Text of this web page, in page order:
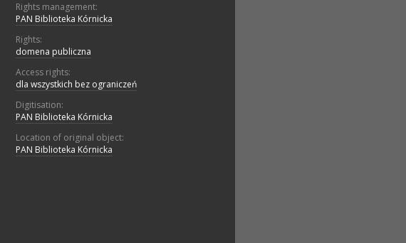
Rights management:
PAN Biblioteka Kórnicka
Rights:
domena publiczna
Access rights:
dla wszystkich bez ograniczeń
Digitisation:
PAN Biblioteka Kórnicka
Location of original object:
PAN Biblioteka Kórnicka